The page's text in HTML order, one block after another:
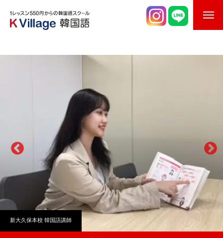
K Village韓国留学
韓国語お役立ちコラム
新大久保本校 韓国語講師